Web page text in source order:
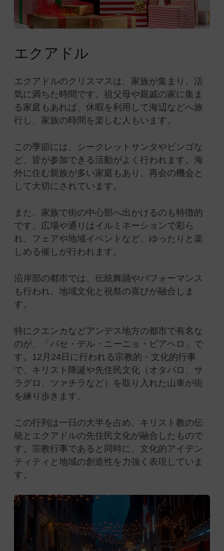
エクアドル
エクアドルのクリスマスは、家族が集まり、活
気に満ちた時間です。祖父母や親戚の家に集ま
る家庭もあれば、休暇を利用して海辺などへ旅
行し、家族の時間を楽しむ人もいます。
この季節には、シークレットサンタやビンゴな
ど、皆が参加できる活動がよく行われます。海
外に住む親族が多い家庭もあり、再会の機会と
して大切にされています。
また、家族で街の中心部へ出かけるのも特徴的
です。広場や通りはイルミネーションで彩ら
れ、フェアや地域イベントなど、ゆったりと楽
しめる催しが行われます。
沿岸部の都市では、伝統舞踊やパフォーマンス
も行われ、地域文化と祝祭の喜びが融合しま
す。
特にクエンカなどアンデス地方の都市で有名な
のが、「パセ・デル・ニーニョ・ビアヘロ」で
す。12月24日に行われる宗教的・文化的行事
で、キリスト降誕や先住民文化（オタバロ、サ
ラグロ、ツァチラなど）を取り入れた山車が街
を練り歩きます。
この行列は一日の大半を占め、キリスト教の伝
統とエクアドルの先住民文化が融合したもので
す。宗教行事であると同時に、文化的アイデン
ティティと地域の創造性を力強く表現していま
す。